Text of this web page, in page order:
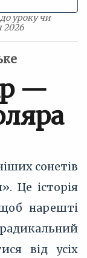
уроку чи
2026
—
сонетів
Це історія
нарешті
від усіх